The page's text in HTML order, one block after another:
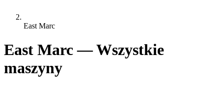
East Marc
East Marc — Wszystkie
maszyny